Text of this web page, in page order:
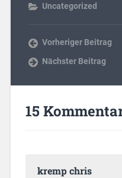
Uncategorized
Vorheriger Beitrag
Nächster Beitrag
15
kremp chris